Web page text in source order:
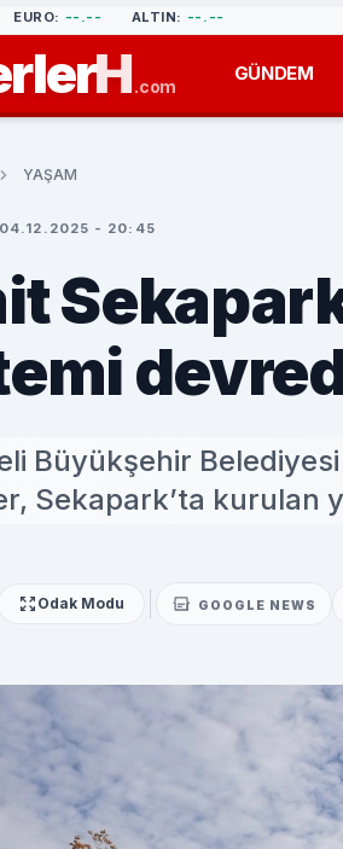
EURO: --.-- ALTIN: --.--
H.com
GÜNDEM
YAŞAM
04.12.2025 - 20:45
Büyükşehir Belediyesi
Sekapark’ta kurulan
Odak Modu GOOGLE NEWS